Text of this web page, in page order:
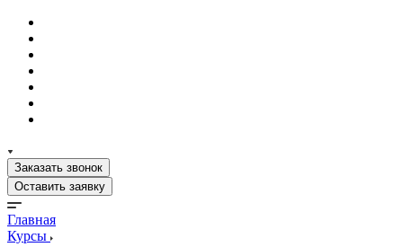
Заказать звонок
Оставить заявку
Главная
Курсы